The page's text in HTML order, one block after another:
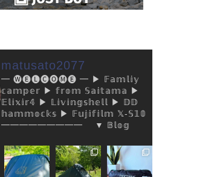
matusato2077
━ 🅦🅔🅛🅒🅞🅜🅔 ━ ▶︎ 𝔽𝕒𝕞𝕝𝕚𝕪
𝕔𝕒𝕞𝕡𝕖𝕣 ▶︎ 𝕗𝕣𝕠𝕞 𝕊𝕒𝕚𝕥𝕒𝕞𝕒 ▶︎
𝔼𝕝𝕚𝕩𝕚𝕣𝟜 ▶︎ 𝕃𝕚𝕧𝕚𝕟𝕘𝕤𝕙𝕖𝕝𝕝 ▶︎ 𝔻𝔻
𝕙𝕒𝕞𝕞𝕠𝕔𝕜𝕤 ▶︎ 𝔽𝕦𝕛𝕚𝕗𝕚𝕝𝕞 𝕏-𝕊𝟙𝟘
━━━━━━━━━ ▼ 𝔹𝕝𝕠𝕘